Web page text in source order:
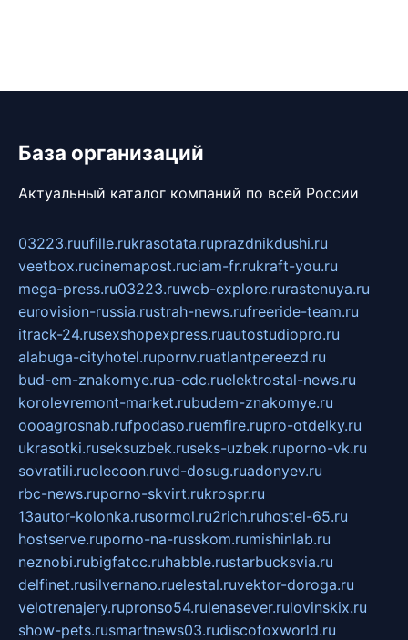
База организаций
Актуальный каталог компаний по всей России
03223.ruufille.rukrasotata.ruprazdnikdushi.ru
veetbox.rucinemapost.ruciam-fr.rukraft-you.ru
mega-press.ru03223.ruweb-explore.rurastenuya.ru
eurovision-russia.rustrah-news.rufreeride-team.ru
itrack-24.rusexshopexpress.ruautostudiopro.ru
alabuga-cityhotel.rupornv.ruatlantpereezd.ru
bud-em-znakomye.rua-cdc.ruelektrostal-news.ru
korolevremont-market.rubudem-znakomye.ru
oooagrosnab.rufpodaso.ruemfire.rupro-otdelky.ru
ukrasotki.ruseksuzbek.ruseks-uzbek.ruporno-vk.ru
sovratili.ruolecoon.ruvd-dosug.ruadonyev.ru
rbc-news.ruporno-skvirt.rukrospr.ru
13autor-kolonka.rusormol.ru2rich.ruhostel-65.ru
hostserve.ruporno-na-russkom.rumishinlab.ru
neznobi.rubigfatcc.ruhabble.rustarbucksvia.ru
delfinet.rusilvernano.ruelestal.ruvektor-doroga.ru
velotrenajery.rupronso54.rulenasever.rulovinskix.ru
show-pets.rusmartnews03.rudiscofoxworld.ru